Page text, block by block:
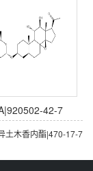
42-7
土木香内酯|470-17-7